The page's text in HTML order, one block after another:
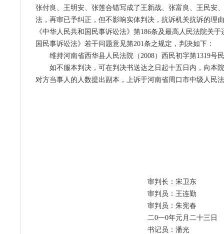
张付良、王明安、张莲合错写成了王新战、张富良、王民安
法，再审已予纠正，但不影响实体判决，抗诉机关抗诉的理
《中华人民共和国民事诉讼法》第186条及最高人民法院关
国民事诉讼法》若干问题意见第201条之规定，判决如下：
维持河南省西华县人民法院（2008）西民初字第1319号
如不服本判决，可在判决书送达之日起十五日内，向本
对方当事人的人数提出副本，上诉于河南省周口市中级人民
审判长：宋卫东
审判员：王连勤
审判员：朱宪春
二0一0年元月二十三日
书记员：潘光